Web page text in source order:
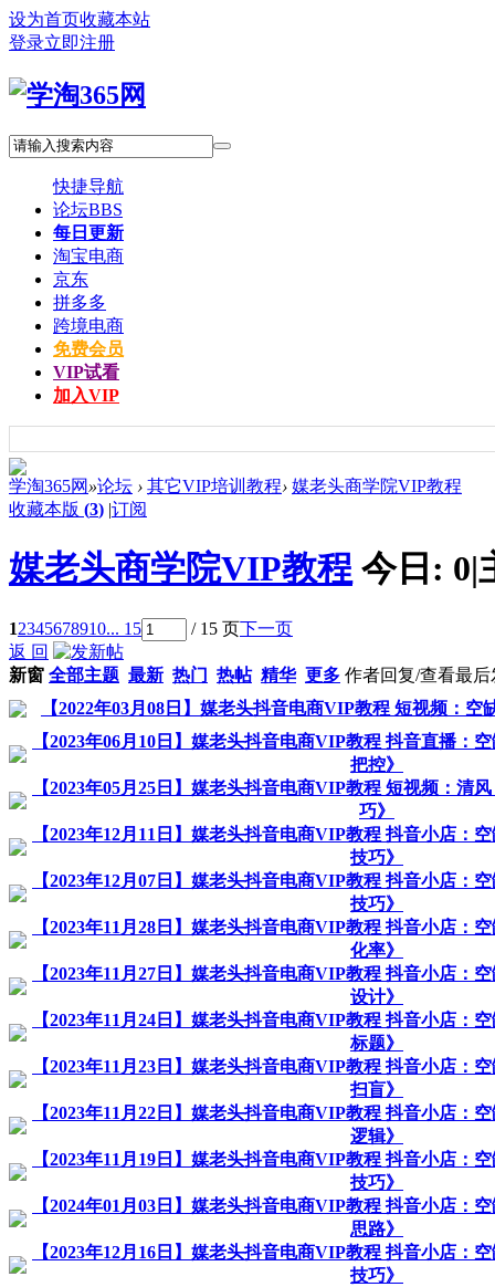
设为首页收藏本站
登录立即注册
快捷导航
论坛BBS
每日更新
淘宝电商
京东
拼多多
跨境电商
免费会员
VIP试看
加入VIP
学淘365网 »论坛 › 其它VIP培训教程› 媒老头商学院VIP教程
收藏本版 (3) |订阅
媒老头商学院VIP教程 今日: 0|
12345678910... 15 / 15 页下一页
返 回
新窗 全部主题 最新 热门 热帖 精华 更多 作者回复/查看最后
【2022年03月08日】媒老头抖音电商VIP教程 短视频：
【2023年06月10日】媒老头抖音电商VIP教程 抖音直播：
把控》
【2023年05月25日】媒老头抖音电商VIP教程 短视频：清
巧》
【2023年12月11日】媒老头抖音电商VIP教程 抖音小店：
技巧》
【2023年12月07日】媒老头抖音电商VIP教程 抖音小店：
技巧》
【2023年11月28日】媒老头抖音电商VIP教程 抖音小店：
化率》
【2023年11月27日】媒老头抖音电商VIP教程 抖音小店：
设计》
【2023年11月24日】媒老头抖音电商VIP教程 抖音小店：
标题》
【2023年11月23日】媒老头抖音电商VIP教程 抖音小店：
扫盲》
【2023年11月22日】媒老头抖音电商VIP教程 抖音小店：
逻辑》
【2023年11月19日】媒老头抖音电商VIP教程 抖音小店：
技巧》
【2024年01月03日】媒老头抖音电商VIP教程 抖音小店：
思路》
【2023年12月16日】媒老头抖音电商VIP教程 抖音小店：
技巧》